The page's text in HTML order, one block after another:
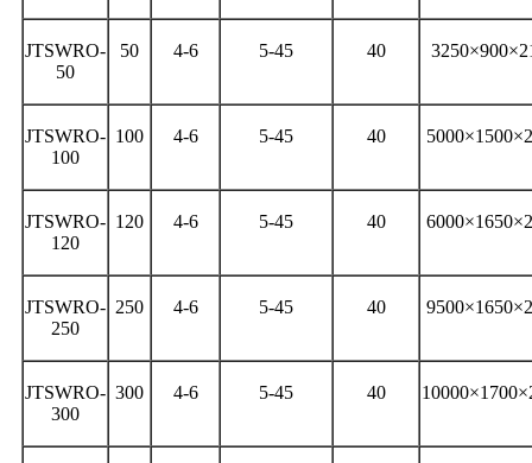
JTSWRO-
50
50 4-6 5-45 40
JTSWRO-
100
100 4-6 5-45 40
JTSWRO-
120
120 4-6 5-45 40
JTSWRO-
250
250 4-6 5-45 40
JTSWRO-
300
300 4-6 5-45 40